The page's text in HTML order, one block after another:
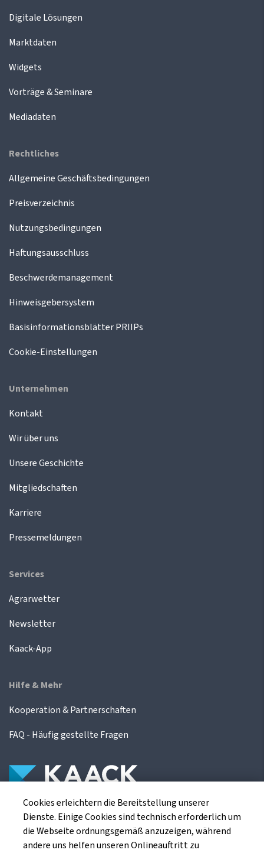
Digitale Lösungen
Marktdaten
Widgets
Vorträge & Seminare
Mediadaten
Rechtliches
Allgemeine Geschäftsbedingungen
Preisverzeichnis
Nutzungsbedingungen
Haftungsausschluss
Beschwerdemanagement
Hinweisgebersystem
Basisinformationsblätter PRIIPs
Cookie-Einstellungen
Unternehmen
Kontakt
Wir über uns
Unsere Geschichte
Mitgliedschaften
Karriere
Pressemeldungen
Services
Agrarwetter
Newsletter
Kaack-App
Hilfe & Mehr
Kooperation & Partnerschaften
FAQ - Häufig gestellte Fragen
Die Kaack Terminhandel GmbH ist ein
Finanzdienstleistungsinstitut für die europäischen
Agrarterminbörsen.
Cookies erleichtern die Bereitstellung unserer
Dienste. Einige Cookies sind technisch erforderlich um
die Webseite ordnungsgemäß anzuzeigen, während
andere uns helfen unseren Onlineauftritt zu